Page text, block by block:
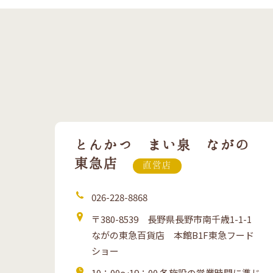
とんかつ まい泉 ながの
東急店
直営店
電
話
026-228-8868
住〒380-8539 長野県長野市南千歳1-1-1
ながの東急百貨店 本館B1F東急フード
ショー